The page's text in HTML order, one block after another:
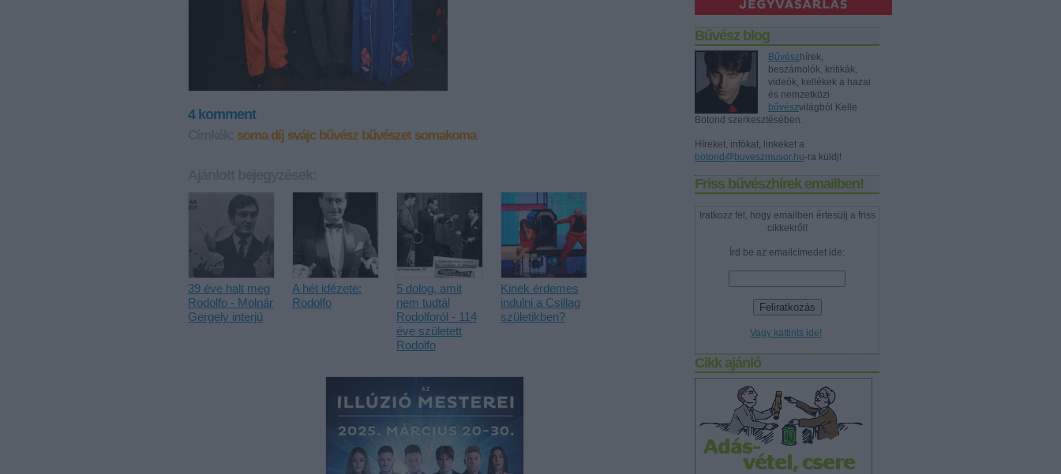
Bűvész blog
Bűvész hírek,
beszámolók, kritikák,
videók, kellékek a hazai
és nemzetközi
bűvészvilágból Kelle
Botond szerkesztésében.
Híreket, infókat, linkeket a
botond@buveszmusor.hu-ra küldj!
Friss bűvészhírek emailben!
Iratkozz fel, hogy emailben értesülj a friss
cikkekről!
Írd be az emailcímedet ide:
Vagy kattints ide!
Cikk ajánló
4komment
soma díj svájc bűvész bűvészet somakoma
39 éve halt meg
Rodolfo - Molnár
Gergely interjú
A hét idézete:
Rodolfo
5 dolog, amit
nem tudtál
Rodolforól - 114
éve született
Rodolfo
Kinek érdemes
indulni a Csillag
születikben?